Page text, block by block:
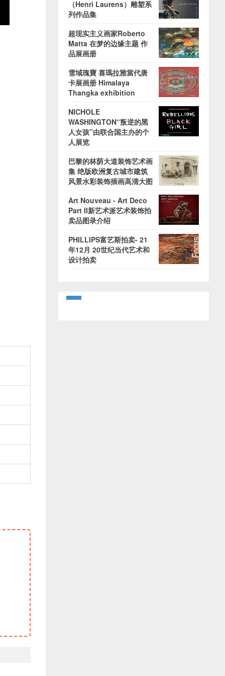
（Henri Laurens）雕塑系
列作品集
超现实主义画家Roberto
Matta 在梦的边缘主题 作
品展画册
雪域瑰寶 喜瑪拉雅當代唐
卡展画册 Himalaya
Thangka exhibition
NICHOLE
WASHINGTON“叛逆的黑
人女孩”由联合国主办的个
人展览
巴黎的林荫大道装饰艺术画
集 绝版欧洲复古城市建筑
风景水彩装饰插画高清大图
Art Nouveau - Art Deco
Part II新艺术派艺术装饰拍
卖品图录介绍
PHILLIPS富艺斯拍卖- 21
年12月 20世纪当代艺术和
设计拍卖